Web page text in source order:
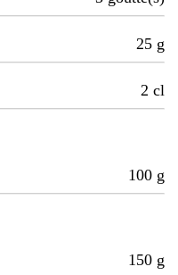
25 g
2 cl
100 g
150 g